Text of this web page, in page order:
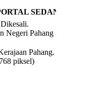
SEDANG
Negeri Pahang
Pahang.
piksel)